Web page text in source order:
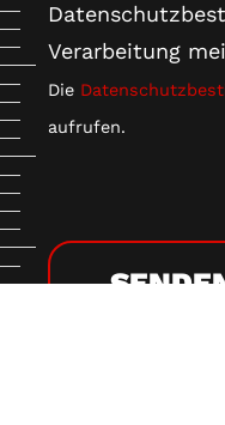
Verarbeitung
Die
aufrufen.